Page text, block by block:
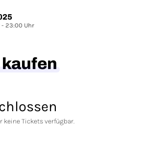
23:00 Uhr
keine Tickets verfügbar.